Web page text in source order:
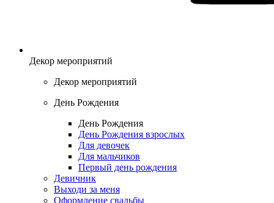
Декор мероприятий
Декор мероприятий
День Рождения
День Рождения
День Рождения взрослых
Для девочек
Для мальчиков
Первый день рождения
Девичник
Выходи за меня
Оформление свадьбы